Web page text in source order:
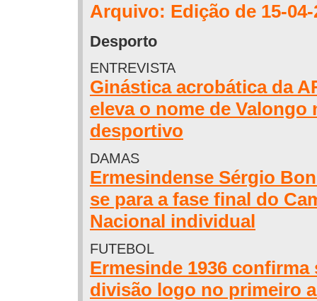
Arquivo: Edição de 15-04-
Desporto
ENTREVISTA
Ginástica acrobática da
eleva o nome de Valongo
desportivo
DAMAS
Ermesindense Sérgio
se para a fase final do
Nacional individual
FUTEBOL
Ermesinde 1936 confirma
divisão logo no primeiro